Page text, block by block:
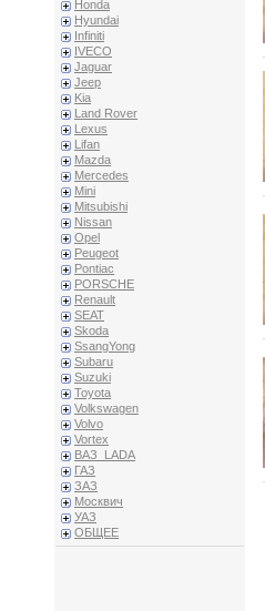
Honda
Hyundai
Infiniti
IVECO
Jaguar
Jeep
Kia
Land Rover
Lexus
Lifan
Mazda
Mercedes
Mini
Mitsubishi
Nissan
Opel
Peugeot
Pontiac
PORSCHE
Renault
SEAT
Skoda
SsangYong
Subaru
Suzuki
Toyota
Volkswagen
Volvo
Vortex
ВАЗ_LADA
ГАЗ
ЗАЗ
Москвич
УАЗ
ОБЩЕЕ